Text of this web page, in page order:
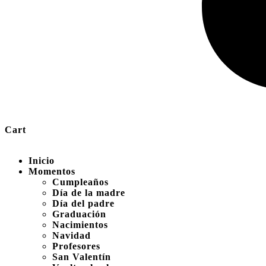
Cart
Inicio
Momentos
Cumpleaños
Día de la madre
Día del padre
Graduación
Nacimientos
Navidad
Profesores
San Valentín